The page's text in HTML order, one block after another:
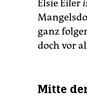
Elsie Eiler
ganz
doch vor
Mitte